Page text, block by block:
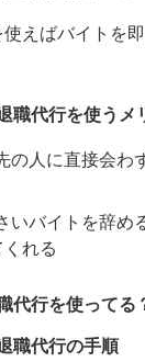
えばバイトを
職代行を使うメ
人に直接会わ
バイトを辞め
れる
代行を使ってる
職代行の手順